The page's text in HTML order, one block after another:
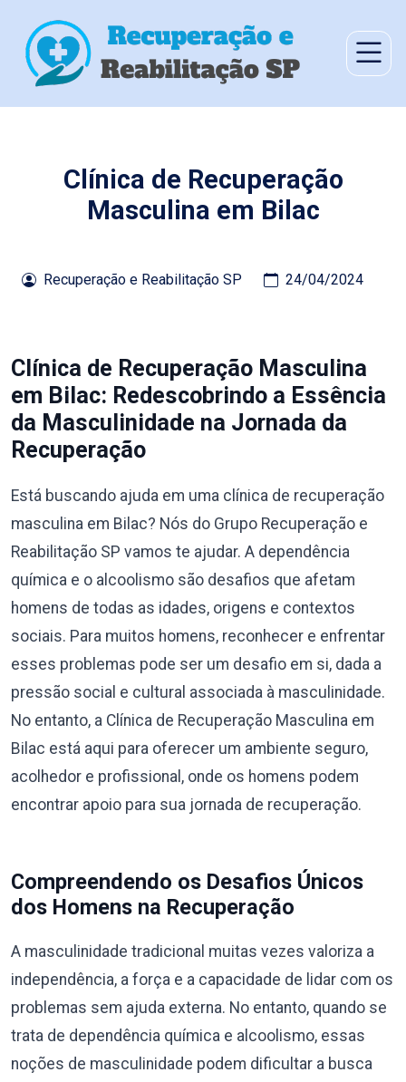
Clínica de Recuperação
Masculina em Bilac
Recuperação e Reabilitação SP 24/04/2024
Clínica de Recuperação Masculina
em Bilac: Redescobrindo a Essência
da Masculinidade na Jornada da
Recuperação
Está buscando ajuda em uma clínica de recuperação
masculina em Bilac? Nós do Grupo Recuperação e
Reabilitação SP vamos te ajudar. A dependência
química e o alcoolismo são desafios que afetam
homens de todas as idades, origens e contextos
sociais. Para muitos homens, reconhecer e enfrentar
esses problemas pode ser um desafio em si, dada a
pressão social e cultural associada à masculinidade.
No entanto, a Clínica de Recuperação Masculina em
Bilac está aqui para oferecer um ambiente seguro,
acolhedor e profissional, onde os homens podem
encontrar apoio para sua jornada de recuperação.
Compreendendo os Desafios Únicos
dos Homens na Recuperação
A masculinidade tradicional muitas vezes valoriza a
independência, a força e a capacidade de lidar com os
problemas sem ajuda externa. No entanto, quando se
trata de dependência química e alcoolismo, essas
noções de masculinidade podem dificultar a busca